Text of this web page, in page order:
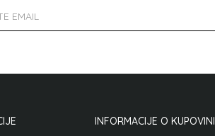
INFORMACIJE O KUPOVINI